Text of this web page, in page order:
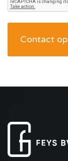
Contact